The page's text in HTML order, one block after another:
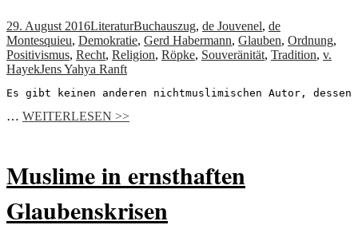
29. August 2016LiteraturBuchauszug, de Jouvenel, de
Montesquieu, Demokratie, Gerd Habermann, Glauben, Ordnung,
Positivismus, Recht, Religion, Röpke, Souveränität, Tradition, v.
HayekJens Yahya Ranft
Es gibt keinen anderen nichtmuslimischen Autor,
… WEITERLESEN >>
Muslime in ernsthaften
Glaubenskrisen